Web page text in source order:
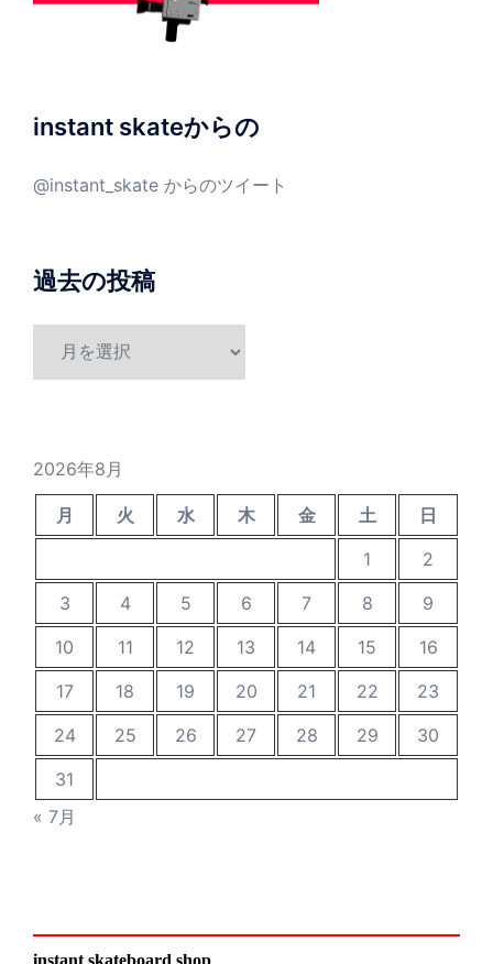
instant skateからの
@instant_skate からのツイート
過去の投稿
2026年8月
月 火 水 木 金 土
日
1
2
3
4 5 6 7 8
9
10
11 12 13 14 15
16
17
18 19 20 21 22
23
24
25 26 27 28 29
30
31
« 7月